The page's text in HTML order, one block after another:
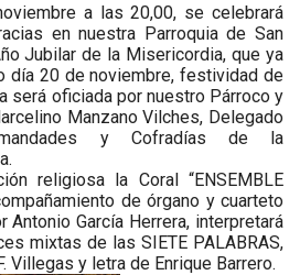
a las 20,00, se celebrará
en nuestra Parroquia de San
Jubilar de la Misericordia, que ya
día 20 de noviembre, festividad de
será oficiada por nuestro Párroco y
Manzano Vilches, Delegado
y Cofradías de la
religiosa la Coral “ENSEMBLE
de órgano y cuarteto
Antonio García Herrera, interpretará
mixtas de las SIETE PALABRAS,
Villegas y letra de Enrique Barrero.